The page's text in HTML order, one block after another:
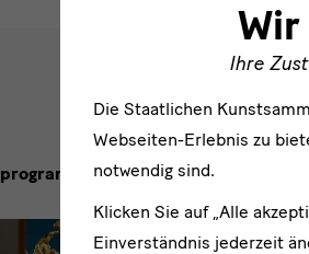
, 0,49 MB
Wir
Ihre
Die Staatlichen
Webseiten-Erlebnis zu
notwendig sind.
Klicken Sie auf „Alle
Einverständnis jederzeit